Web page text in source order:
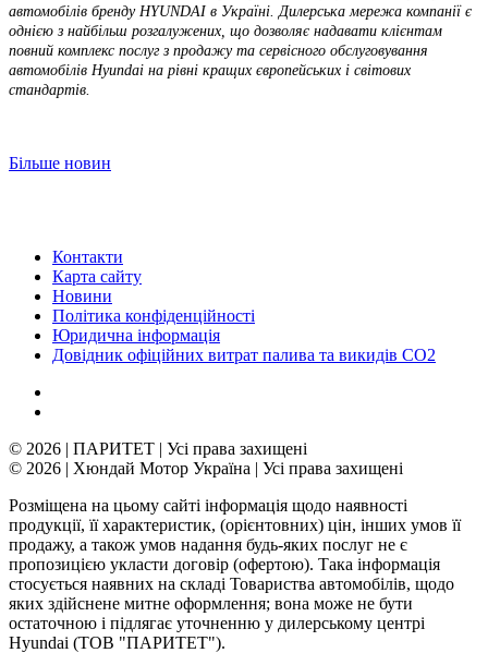
автомобілів бренду HYUNDAI в Україні. Дилерська мережа компанії є
однією з найбільш розгалужених, що дозволяє надавати клієнтам
повний комплекс послуг з продажу та сервісного обслуговування
автомобілів Hyundai на рівні кращих європейських і світових
стандартів.
Більше новин
Контакти
Карта сайту
Новини
Політика конфіденційності
Юридична інформація
Довідник офіційних витрат палива та викидів СО2
© 2026 | ПАРИТЕТ | Усі права захищені
© 2026 | Хюндай Мотор Україна | Усі права захищені
Розміщена на цьому сайті інформація щодо наявності
продукції, її характеристик, (орієнтовних) цін, інших умов її
продажу, а також умов надання будь-яких послуг не є
пропозицією укласти договір (офертою). Така інформація
стосується наявних на складі Товариства автомобілів, щодо
яких здійснене митне оформлення; вона може не бути
остаточною і підлягає уточненню у дилерському центрі
Hyundai (ТОВ "ПАРИТЕТ").